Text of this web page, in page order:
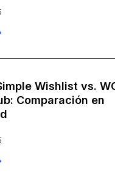
Wishlist vs.
Comparación en